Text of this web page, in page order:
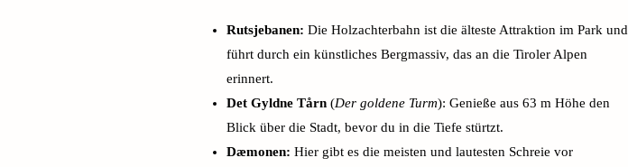
Rutsjebanen: Die Holzachterbahn ist die älteste Attraktion im Park und
führt durch ein künstliches Bergmassiv, das an die Tiroler Alpen
erinnert.
Det Gyldne Tårn (Der goldene Turm): Genieße aus 63 m Höhe den
Blick über die Stadt, bevor du in die Tiefe stürtzt.
Dæmonen: Hier gibt es die meisten und lautesten Schreie vor